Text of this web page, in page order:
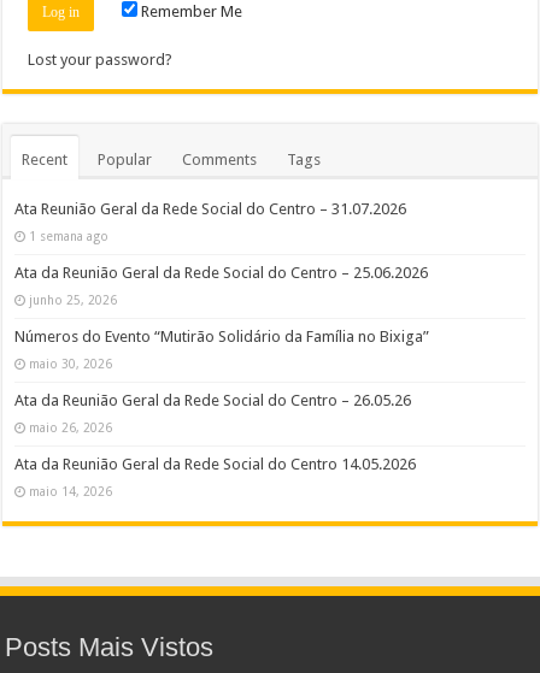
Remember Me
Lost your password?
Recent Popular Comments Tags
Ata Reunião Geral da Rede Social do Centro – 31.07.2026
1 semana ago
Ata da Reunião Geral da Rede Social do Centro – 25.06.2026
junho 25, 2026
Números do Evento “Mutirão Solidário da Família no Bixiga”
maio 30, 2026
Ata da Reunião Geral da Rede Social do Centro – 26.05.26
maio 26, 2026
Ata da Reunião Geral da Rede Social do Centro 14.05.2026
maio 14, 2026
Posts Mais Vistos